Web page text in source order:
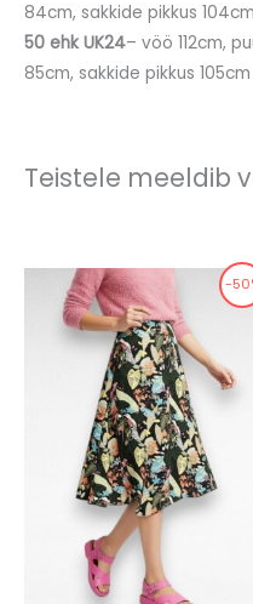
84cm, sakkide pikkus 104cm
50 ehk UK24– vöö 112cm,
85cm, sakkide pikkus 105cm
Teistele meeldib
-